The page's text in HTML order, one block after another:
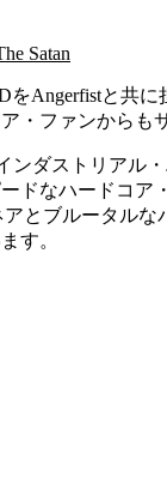
Satan
をAngerfistと共
・ファンからも
ンダストリアル
ドなハードコア
アとブルータル
す。